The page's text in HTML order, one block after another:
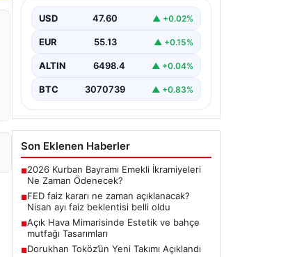
USD 47.60 ▲ +0.02%
EUR 55.13 ▲ +0.15%
ALTIN 6498.4 ▲ +0.04%
BTC 3070739 ▲ +0.83%
Son Eklenen Haberler
■2026 Kurban Bayramı Emekli İkramiyeleri
Ne Zaman Ödenecek?
■FED faiz kararı ne zaman açıklanacak?
Nisan ayı faiz beklentisi belli oldu
■Açık Hava Mimarisinde Estetik ve bahçe
mutfağı Tasarımları
■Dorukhan Toköz’ün Yeni Takımı Açıklandı